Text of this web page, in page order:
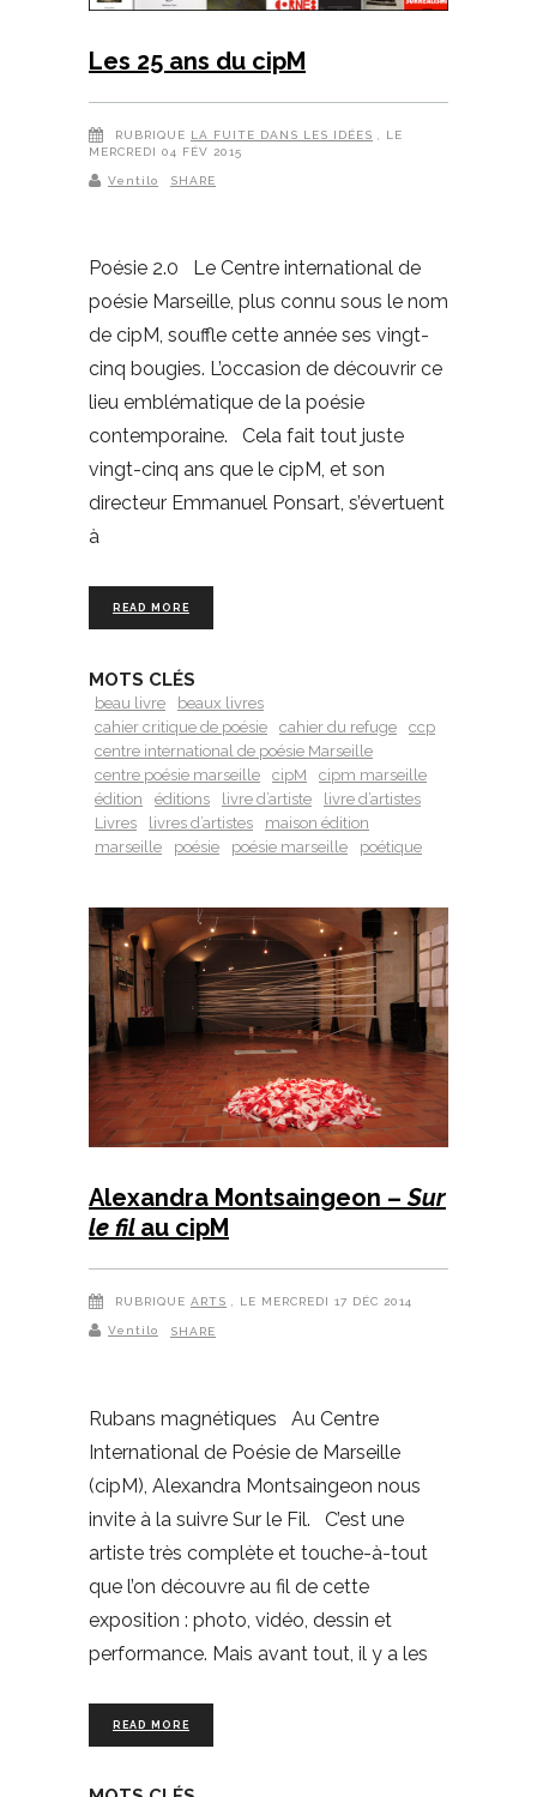
Les 25 ans du cipM
RUBRIQUE LA FUITE DANS LES IDÉES
, LE
MERCREDI 04 FÉV 2015
Ventilo SHARE
Poésie 2.0 Le Centre international de
poésie Marseille, plus connu sous le nom
de cipM, souffle cette année ses vingt-
cinq bougies. L’occasion de découvrir ce
lieu emblématique de la poésie
contemporaine. Cela fait tout juste
vingt-cinq ans que le cipM, et son
directeur Emmanuel Ponsart, s’évertuent
à
READ MORE
MOTS CLÉS
beau livre
beaux livres
cahier critique de poésie
cahier du refuge
ccp
centre international de poésie Marseille
centre poésie marseille
cipM
cipm marseille
édition
éditions livre d’artiste
livre d’artistes
Livres
livres d’artistes
maison édition
marseille
poésie poésie marseille poétique
Alexandra Montsaingeon –Sur
le fil au cipM
RUBRIQUE ARTS , LE MERCREDI 17 DÉC 2014
Ventilo SHARE
Rubans magnétiques Au Centre
International de Poésie de Marseille
(cipM), Alexandra Montsaingeon nous
invite à la suivre Sur le Fil. C’est une
artiste très complète et touche-à-tout
que l’on découvre au fil de cette
exposition : photo, vidéo, dessin et
performance. Mais avant tout, il y a les
READ MORE